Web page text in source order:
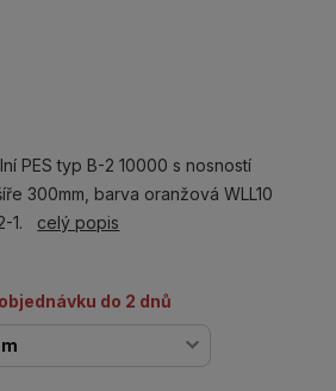
PES typ B-2 10000 s nosností
300mm, barva oranžová WLL10
1. celý popis
do 2 dnů